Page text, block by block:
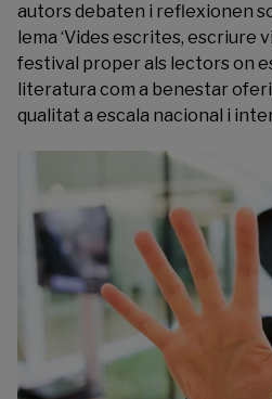
autors debaten i reflexionen
lema ‘Vides escrites, escriure
festival proper als lectors on
literatura com a benestar
qualitat a escala nacional i